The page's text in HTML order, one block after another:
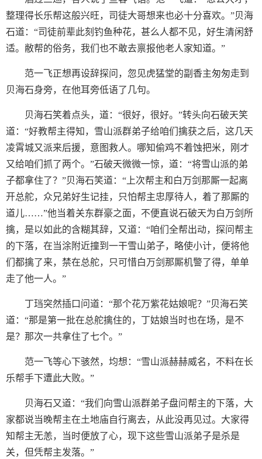
整理得长乐帮这般兴旺，司徒大哥想来也必十分喜欢。”贝海
石道：“司徒前辈此刻钓鱼种花，甚么人都不见，好生清闲舒
适。敝帮的俗务，我们也不敢去禀报他老人家知道。”
范一飞正想再设辞探问，忽见虎猛堂的副香主匆匆走到
贝海石身旁，在他耳旁低语了几句。
贝海石笑着点头，道：“很好，很好。”转头向石破天笑
道：“好教帮主得知，雪山派群弟子给咱们擒获之后，这几天
凌霄城又派来后援，意图救人。哪知偷鸡不着蚀把米，刚才
又给咱们抓了两个。”石破天微微一惊，道：“将雪山派的弟
子都拿住了？”贝海石笑道：“上次帮主和白万剑那厮一起离
开总舵，众兄弟好生记挂，只怕帮主忠厚待人，着了那厮的
道儿……”他当着关东群豪之面，不便直说石破天为白万剑所
擒，是以如此的含糊其辞，又道：“咱们全帮出动，探问帮主
的下落，在当涂附近撞到一干雪山弟子，略使小计，便将他
们都擒了来，禁在总舵，只可惜白万剑那厮机警了得，单单
走了他一人。”
丁珰突然插口问道：“那个花万紫花姑娘呢？”贝海石笑
道：“那是第一批在总舵擒住的，丁姑娘当时也在场，是不
是？那次一共拿住了七个。”
范一飞等心下骇然，均想：“雪山派赫赫威名，不料在长
乐帮手下遭此大败。”
贝海石又道：“我们向雪山派群弟子盘问帮主的下落，大
家都说当晚帮主在土地庙自行离去，从此没再见过。大家得
知帮主无恙，当时便放了心，现下这些雪山派弟子是杀是
关，但凭帮主发落。”